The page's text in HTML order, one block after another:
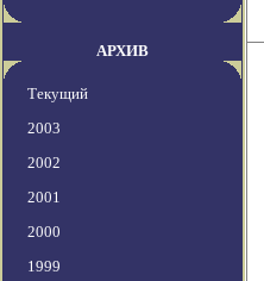
АРХИВ
Текущий
2003
2002
2001
2000
1999